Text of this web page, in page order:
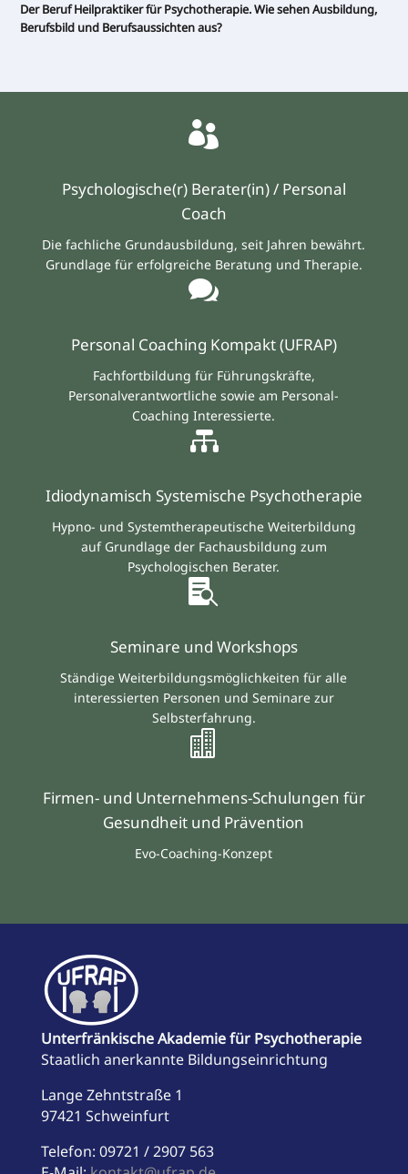
Der Beruf Heilpraktiker für Psychotherapie. Wie sehen Ausbildung,
Berufsbild und Berufsaussichten aus?

Psychologische(r) Berater(in) / Personal
Coach
Die fachliche Grundausbildung, seit Jahren bewährt.
Grundlage für erfolgreiche Beratung und Therapie.

Personal Coaching Kompakt (UFRAP)
Fachfortbildung für Führungskräfte,
Personalverantwortliche sowie am Personal-
Coaching Interessierte.

Idiodynamisch Systemische Psychotherapie
Hypno- und Systemtherapeutische Weiterbildung
auf Grundlage der Fachausbildung zum
Psychologischen Berater.

Seminare und Workshops
Ständige Weiterbildungsmöglichkeiten für alle
interessierten Personen und Seminare zur
Selbsterfahrung.

Firmen- und Unternehmens-Schulungen für
Gesundheit und Prävention
Evo-Coaching-Konzept
Unterfränkische Akademie für Psychotherapie
Staatlich anerkannte Bildungseinrichtung
Lange Zehntstraße 1
97421 Schweinfurt
Telefon: 09721 / 2907 563